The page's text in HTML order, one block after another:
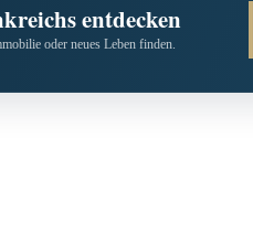
entdecken
oder neues Leben finden.